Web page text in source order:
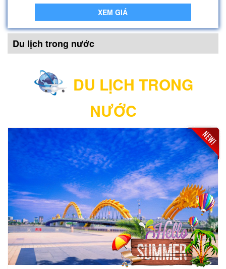
XEM GIÁ
Du lịch trong nước
DU LỊCH TRONG
NƯỚC